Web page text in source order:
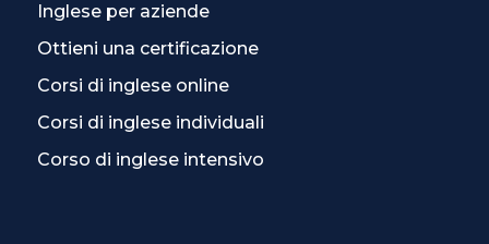
Inglese per aziende
Ottieni una certificazione
Corsi di inglese online
Corsi di inglese individuali
Corso di inglese intensivo